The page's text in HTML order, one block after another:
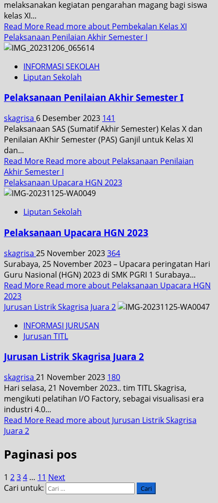
melaksanakan kegiatan pengarahan magang bagi siswa
kelas XI...
Read More Read more about Pembekalan Kelas XI
Pelaksanaan Penilaian Akhir Semester I
INFORMASI SEKOLAH
Liputan Sekolah
Pelaksanaan Penilaian Akhir Semester I
skagrisa 6 Desember 2023 141
Pelaksanaan SAS (Sumatif Akhir Semester) Kelas X dan
Penilaian AKhir Semester (PAS) Ganjil untuk Kelas XI
dan...
Read More Read more about Pelaksanaan Penilaian
Akhir Semester I
Pelaksanaan Upacara HGN 2023
Liputan Sekolah
Pelaksanaan Upacara HGN 2023
skagrisa 25 November 2023364
Surabaya, 25 November 2023 – Upacara peringatan Hari
Guru Nasional (HGN) 2023 di SMK PGRI 1 Surabaya...
Read More Read more about Pelaksanaan Upacara HGN
2023
Jurusan Listrik Skagrisa Juara 2
INFORMASI JURUSAN
Jurusan TITL
Jurusan Listrik Skagrisa Juara 2
skagrisa 21 November 2023 180
Hari selasa, 21 November 2023.. tim TITL Skagrisa,
mengikuti pelatihan I/O Factory, sebagai visualisasi era
industri 4.0...
Read More Read more about Jurusan Listrik Skagrisa
Juara 2
Paginasi pos
1 234 … 11 Next
Cari untuk: